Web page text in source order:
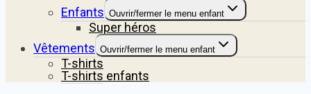
Enfants Ouvrir/fermer le menu enfant
Super héros
Vêtements Ouvrir/fermer le menu enfant
T-shirts
T-shirts enfants